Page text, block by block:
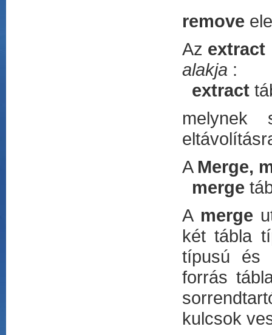
remove
Az extract
alakja :
extract
melynek
A Merge,
merge
A merge
két tábla
típusú és
forrás
kulcsok